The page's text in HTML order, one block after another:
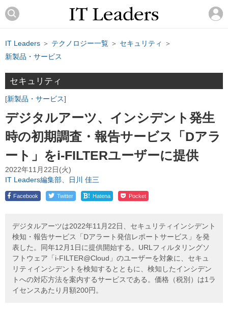
IT Leaders ＞ テクノロジー一覧 ＞ セキュリティ
＞
新製品・サービス
セキュリティ
新製品・サービス
デジタルアーツ、インシデント発生
時の初期調査・報告サービス「Dアラ
ート」をi-FILTERユーザーに提供
2022年11月22日(火)
IT Leaders編集部、日川 佳三
Facebook Twitter ! Hatena Pocket
デジタルアーツは2022年11月22日、セキュリティインシデント
検知・報告サービス「Dアラート発信レポートサービス」を発
表した。同年12月1日に提供開始する。URLフィルタリングソ
フトウェア「i-FILTER@Cloud」のユーザーを対象に、セキュ
リティインシデントを検知するとともに、検知したインシデン
トへの対応方法を案内するサービスである。価格（税別）は1ラ
イセンスあたり月額200円。